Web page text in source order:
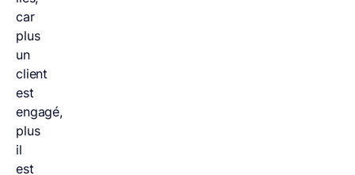
car
plus
un
client
est
engagé,
plus
il
est